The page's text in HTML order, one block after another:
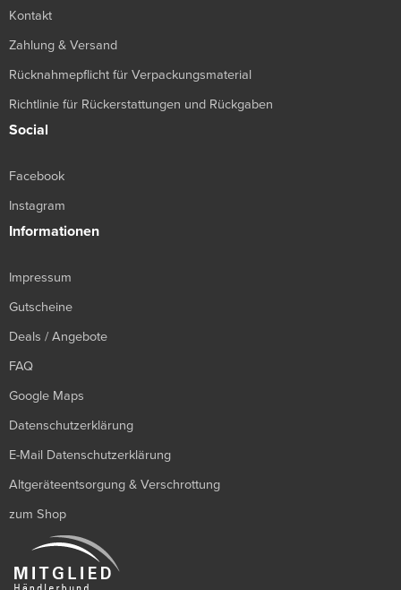
Kontakt
Zahlung & Versand
Rücknahmepflicht für Verpackungsmaterial
Richtlinie für Rückerstattungen und Rückgaben
Social
Facebook
Instagram
Informationen
Impressum
Gutscheine
Deals / Angebote
FAQ
Google Maps
Datenschutzerklärung
E-Mail Datenschutzerklärung
Altgeräteentsorgung & Verschrottung
zum Shop